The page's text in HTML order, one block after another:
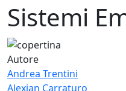
Sistemi
Autore
Andrea Trentini
Alexjan Carraturo